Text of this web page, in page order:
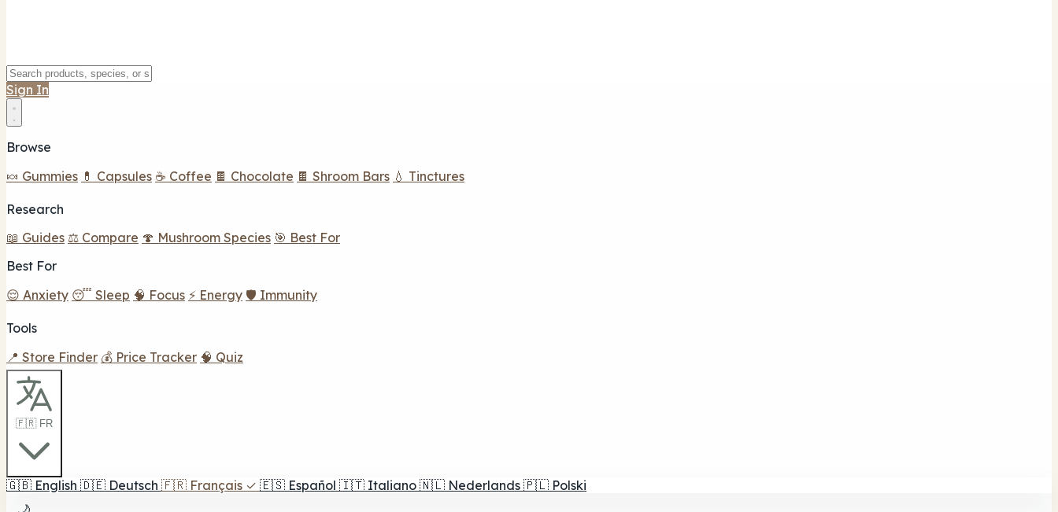
Sign In
Browse
🍬 Gummies 💊 Capsules ☕ Coffee 🍫 Chocolate 🍫 Shroom Bars 💧 Tinctures
Research
📖 Guides ⚖️ Compare 🍄 Mushroom Species 🎯 Best For
Best For
😌 Anxiety 😴 Sleep 🧠 Focus ⚡ Energy 🛡️ Immunity
Tools
📍 Store Finder 💰 Price Tracker 🧠 Quiz
🇫🇷 FR
🇬🇧 English 🇩🇪 Deutsch 🇫🇷 Français ✓ 🇪🇸 Español 🇮🇹 Italiano 🇳🇱 Nederlands 🇵🇱 Polski